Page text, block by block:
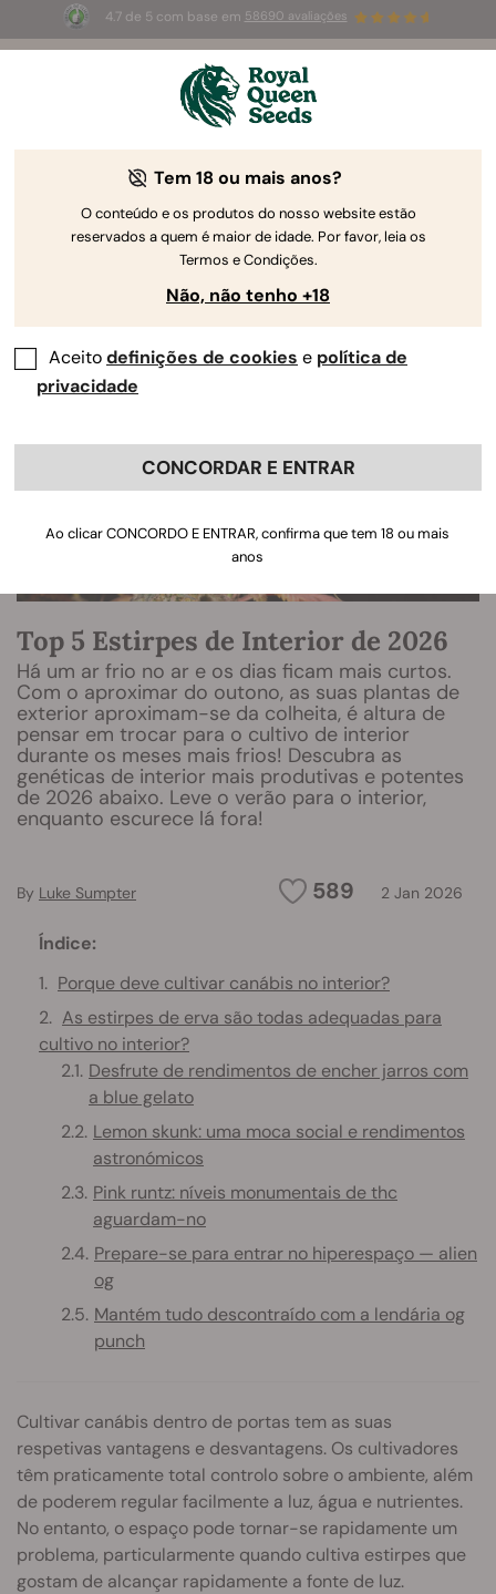
4.7 de 5 com base em 58690 avaliações
Summer Sales: até 50%
de desconto! ⏤
The RQS Blog
Blogues sobre o estilo de vida canábis
Top 5 Estirpes de Interior de 2026
Há um ar frio no ar e os dias ficam mais curtos.
Com o aproximar do outono, as suas plantas de
exterior aproximam-se da colheita, é altura de
pensar em trocar para o cultivo de interior
durante os meses mais frios! Descubra as
genéticas de interior mais produtivas e potentes
de 2026 abaixo. Leve o verão para o interior,
enquanto escurece lá fora!
589 2 Jan 2026
By Luke Sumpter
Índice:
Porque deve cultivar canábis no interior?
As estirpes de erva são todas adequadas para
cultivo no interior?
Desfrute de rendimentos de encher jarros com
a blue gelato
Lemon skunk: uma moca social e rendimentos
astronómicos
Pink runtz: níveis monumentais de thc
aguardam-no
Prepare-se para entrar no hiperespaço — alien
og
Mantém tudo descontraído com a lendária og
punch
Cultivar canábis dentro de portas tem as suas
respetivas vantagens e desvantagens. Os cultivadores
têm praticamente total controlo sobre o ambiente, além
de poderem regular facilmente a luz, água e nutrientes.
No entanto, o espaço pode tornar-se rapidamente um
problema, particularmente quando cultiva estirpes que
gostam de alcançar rapidamente a fonte de luz.
Tem 18 ou mais anos?
O conteúdo e os produtos do nosso website estão
reservados a quem é maior de idade. Por favor, leia os
Termos e Condições.
Não, não tenho +18
Aceitodefinições de cookies e política de
privacidade
CONCORDAR E ENTRAR
Ao clicar CONCORDO E ENTRAR, confirma que tem 18 ou mais
anos